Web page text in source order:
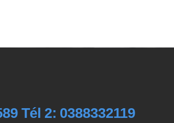
Tél 2: 0388332119